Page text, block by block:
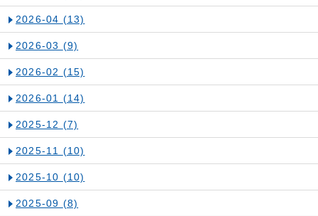
2026-04 (13)
2026-03 (9)
2026-02 (15)
2026-01 (14)
2025-12 (7)
2025-11 (10)
2025-10 (10)
2025-09 (8)